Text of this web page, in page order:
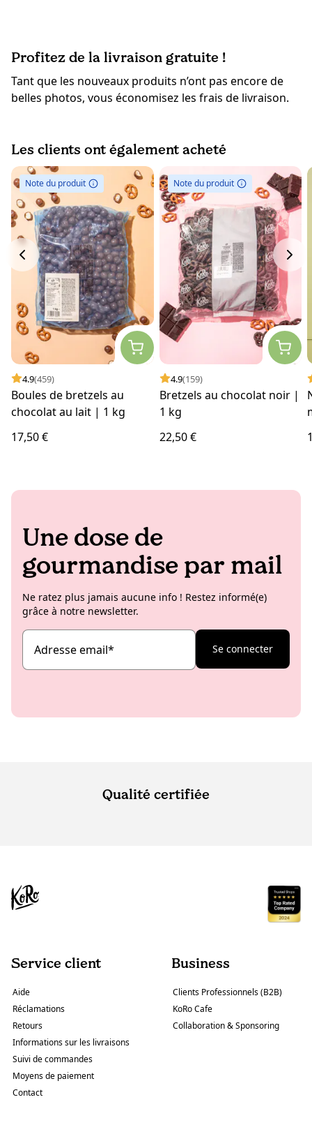
Profitez de la livraison gratuite !
Tant que les nouveaux produits n’ont pas encore de
belles photos, vous économisez les frais de livraison.
Les clients ont également acheté
Note du produit
4.9(459)
Boules de bretzels au
chocolat au lait | 1 kg
17,50 €
Note du produit
4.9(159)
Bretzels au chocolat noir |
1 kg
22,50 €
Une dose de
gourmandise par mail
Ne ratez plus jamais aucune info ! Restez informé(e)
grâce à notre newsletter.
Adresse email* Se connecter
Qualité certifiée
Service client
Aide
Réclamations
Retours
Informations sur les livraisons
Suivi de commandes
Moyens de paiement
Contact
Business
Clients Professionnels (B2B)
KoRo Cafe
Collaboration & Sponsoring